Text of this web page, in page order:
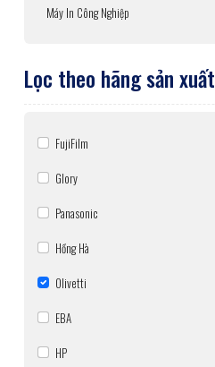
Máy In Công Nghiệp
Lọc theo hãng sản xuất
FujiFilm
Glory
Panasonic
Hồng Hà
Olivetti
EBA
HP